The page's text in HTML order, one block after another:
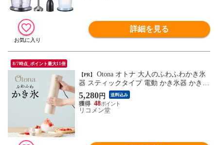
詳細を見る
8/7時点_ポイント最大11倍
【PR】
器 スティックタイプ 電動 かき氷器 かき氷
機 氷かき器 ハンディ ワンプッシュ ふわ雪
大人 ふわふわ かき氷 DHIS-B3 ミルキーベ
ージュ
5,280円 送料込み
48
リコメン堂